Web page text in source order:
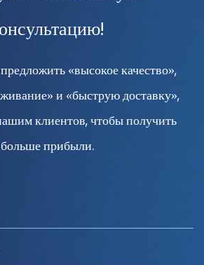
«высокое качество»,
и «быструю доставку»,
клиентов, чтобы получить
больше прибыли.